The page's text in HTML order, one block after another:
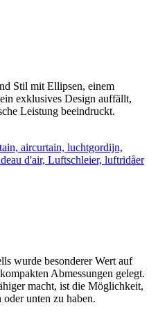
Stil mit Ellipsen, einem
exklusives Design auffällt,
Leistung beeindruckt.
wurde besonderer Wert auf
Abmessungen gelegt.
macht, ist die Möglichkeit,
unten zu haben.